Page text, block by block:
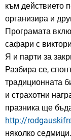
към действието
организира и
Програмата
сафари с
Я и парти за
Разбира се,
традиционната
и страхотни
празника ще
http://
няколко